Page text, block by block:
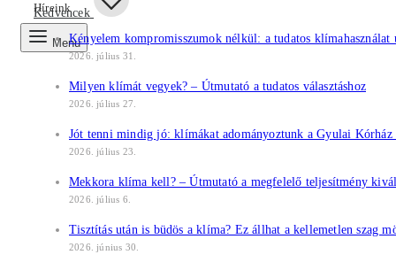
Kedvencek
Menu
Híreink
Kényelem kompromisszumok nélkül: a tudatos klímahasználat
2026. július 31.
Milyen klímát vegyek? – Útmutató a tudatos választáshoz
2026. július 27.
Jót tenni mindig jó: klímákat adományoztunk a Gyulai Kórház
2026. július 23.
Mekkora klíma kell? – Útmutató a megfelelő teljesítmény
2026. július 6.
Tisztítás után is büdös a klíma? Ez állhat a kellemetlen szag
2026. június 30.